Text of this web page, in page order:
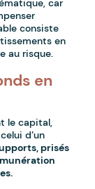
car
consiste
en
au risque.
en
le capital,
d’un
prisés